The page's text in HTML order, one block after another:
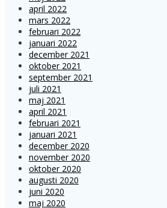
april 2022
mars 2022
februari 2022
januari 2022
december 2021
oktober 2021
september 2021
juli 2021
maj 2021
april 2021
februari 2021
januari 2021
december 2020
november 2020
oktober 2020
augusti 2020
juni 2020
maj 2020